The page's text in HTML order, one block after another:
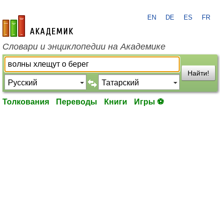
academic.ru
EN DE ES FR
Словари и энциклопедии на Академике
Найти!
Толкования Переводы Книги Игры ⚽